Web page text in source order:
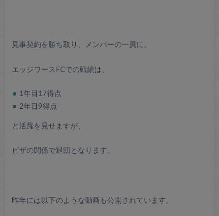
見事契約を勝ち取り、メンバーの一員に。
エッジワースFCでの戦績は、
1年目17得点
2年目9得点
と活躍を見せますが、
ビザの関係で退団となります。
昨年には以下のような動画も公開されています。